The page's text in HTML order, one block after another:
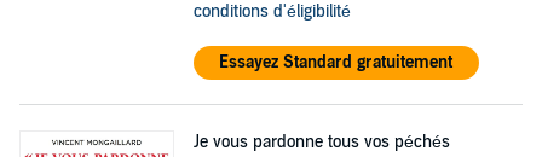
conditions d'éligibilité
Essayez Standard gratuitement
Je vous pardonne tous vos péchés